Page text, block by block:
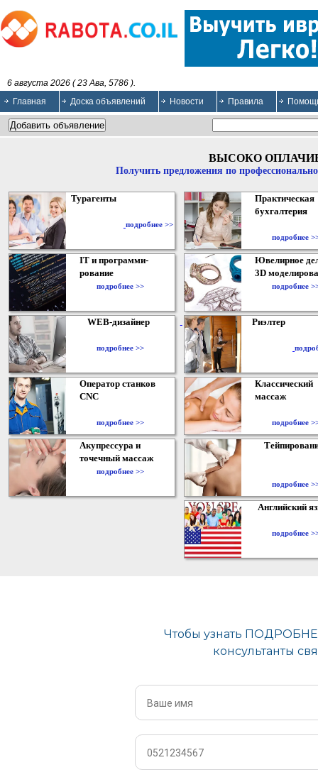
6 августа 2026 ( 23 Ава, 5786 ).
Главная
Доска объявлений Новости Правила
ВЫСОКО
Получить предложения по
Турагенты
подробнее >>
Практическая
бухгалтерия
подробнее
IT и программи-
рование
подробнее >>
Ювелирное
3D
подробнее
WEB-дизайнер
подробнее >>
Риэлтер
Оператор станков
CNC
подробнее >>
Классический
массаж
подробнее
Акупрессура и
точечный массаж
подробнее >>
подробнее
Английский
подробнее